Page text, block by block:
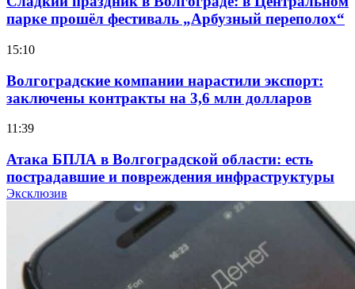
парке прошёл фестиваль „Арбузный переполох“
15:10
Волгоградские компании нарастили экспорт:
заключены контракты на 3,6 млн долларов
11:39
Атака БПЛА в Волгоградской области: есть
пострадавшие и повреждения инфраструктуры
Волгоградские вузы в топе зарплатного
рейтинга: ВолгГТУ и ВолгГМУ вошли в топ‑15
для химической отрасли и фармацевтики
Эксклюзив